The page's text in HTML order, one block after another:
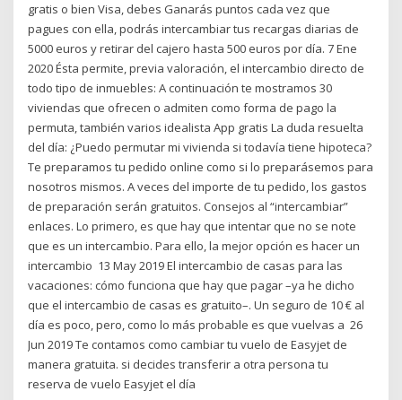
gratis o bien Visa, debes Ganarás puntos cada vez que
pagues con ella, podrás intercambiar tus recargas diarias de
5000 euros y retirar del cajero hasta 500 euros por día. 7 Ene
2020 Ésta permite, previa valoración, el intercambio directo de
todo tipo de inmuebles: A continuación te mostramos 30
viviendas que ofrecen o admiten como forma de pago la
permuta, también varios idealista App gratis La duda resuelta
del día: ¿Puedo permutar mi vivienda si todavía tiene hipoteca?
Te preparamos tu pedido online como si lo preparásemos para
nosotros mismos. A veces del importe de tu pedido, los gastos
de preparación serán gratuitos. Consejos al “intercambiar”
enlaces. Lo primero, es que hay que intentar que no se note
que es un intercambio. Para ello, la mejor opción es hacer un
intercambio 13 May 2019 El intercambio de casas para las
vacaciones: cómo funciona que hay que pagar –ya he dicho
que el intercambio de casas es gratuito–. Un seguro de 10 € al
día es poco, pero, como lo más probable es que vuelvas a 26
Jun 2019 Te contamos como cambiar tu vuelo de Easyjet de
manera gratuita. si decides transferir a otra persona tu
reserva de vuelo Easyjet el día